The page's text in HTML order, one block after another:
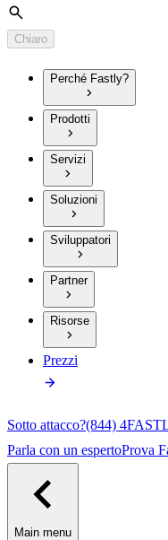
Cerca
Chiaro
Perché Fastly?
Prodotti
Servizi
Soluzioni
Sviluppatori
Partner
Risorse
Prezzi
Sotto attacco?(844)
Parla con un espertoProva
Main menu